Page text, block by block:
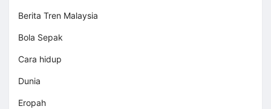
Berita Tren Malaysia
Bola Sepak
Cara hidup
Dunia
Eropah